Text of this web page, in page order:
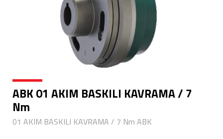
ABK 01 AKIM BASKILI KAVRAMA / 7
Nm
01 AKIM BASKILI KAVRAMA / 7 Nm ABK